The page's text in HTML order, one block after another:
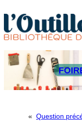
au
contenu
« Question